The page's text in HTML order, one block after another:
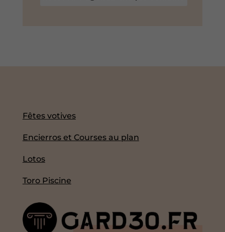
Fêtes votives
Encierros et Courses au plan
Lotos
Toro Piscine